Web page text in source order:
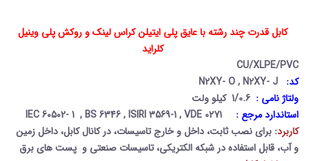
کابل قدرت چند رشته با عایق پلی ایتیلن کراس لینک و روکش پلی وینیل
کلراید
CU/XLPE/PVC
کد: N2XY- O , N2XY- J
ولتاژ نامی :
استاندارد مرجع :
IEC 60502- 1 , BS 6346 , ISIRI 3569-1 , VDE 0271
کاربرد: برای نصب ثابت، داخل و خارج تاسیسات، در کانال کابل، داخل زمین
و آب، قابل استفاده در شبکه الکتریکی، تاسیسات صنعتی و پست های برق